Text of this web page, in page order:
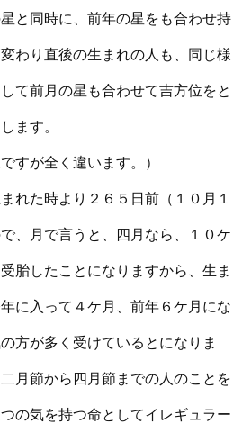
と同時に、前年の星をも合わせ持
わり直後の生まれの人も、同じ様
て前月の星も合わせて吉方位をと
ます。
すが全く違います。）
れた時より２６５日前（１０月１
、月で言うと、四月なら、１０ケ
胎したことになりますから、生ま
に入って４ケ月、前年６ケ月にな
方が多く受けているとになりま
月節から四月節までの人のことを
の気を持つ命としてイレギュラー